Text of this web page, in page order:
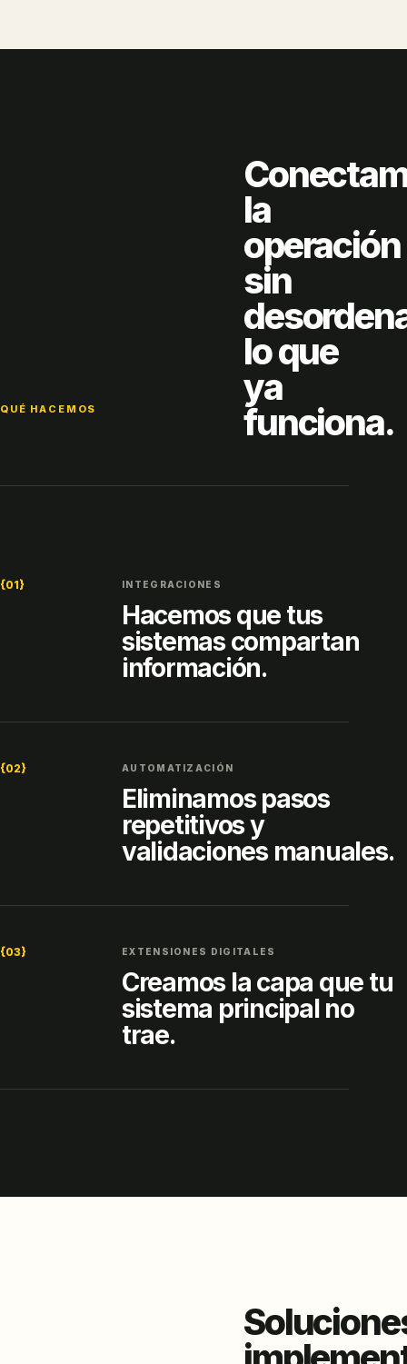
QUÉ HACEMOS
la
operación
sin
lo que
ya
funciona.
{01} INTEGRACIONES
Hacemos que tus
sistemas compartan
información.
{02} AUTOMATIZACIÓN
Eliminamos pasos
repetitivos y
validaciones manuales.
{03} EXTENSIONES DIGITALES
Creamos la capa que tu
sistema principal no
trae.